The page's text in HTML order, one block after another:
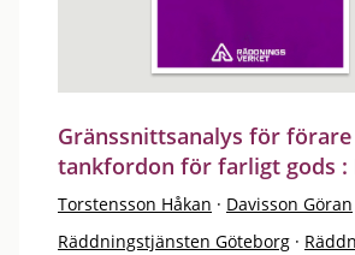
Gränssnittsanalys för
tankfordon för farligt gods :
Torstensson Håkan · Davisson Göran
Räddningstjänsten Göteborg ·